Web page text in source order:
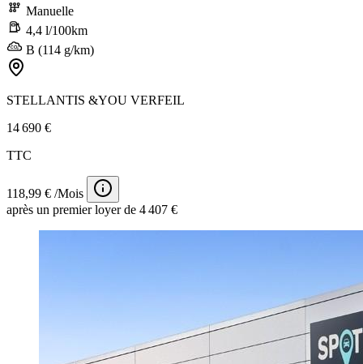
Manuelle
4,4 l/100km
B (114 g/km)
STELLANTIS &YOU VERFEIL
14 690 €
TTC
118,99 € /Mois
après un premier loyer de 4 407 €